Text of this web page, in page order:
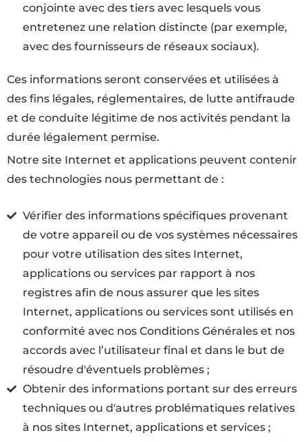
conjointe avec des tiers avec lesquels vous
entretenez une relation distincte (par exemple,
avec des fournisseurs de réseaux sociaux).
Ces informations seront conservées et utilisées à
des fins légales, réglementaires, de lutte antifraude
et de conduite légitime de nos activités pendant la
durée légalement permise.
Notre site Internet et applications peuvent contenir
des technologies nous permettant de :
Vérifier des informations spécifiques provenant
de votre appareil ou de vos systèmes nécessaires
pour votre utilisation des sites Internet,
applications ou services par rapport à nos
registres afin de nous assurer que les sites
Internet, applications ou services sont utilisés en
conformité avec nos Conditions Générales et nos
accords avec l’utilisateur final et dans le but de
résoudre d'éventuels problèmes ;
Obtenir des informations portant sur des erreurs
techniques ou d'autres problématiques relatives
à nos sites Internet, applications et services ;